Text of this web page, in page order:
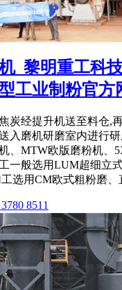
_黎明重工科
工业制粉官方
炭经提升机送至料仓,
入磨机研磨室内进行
、MTW欧版磨粉机、
一般选用LUM超细立
选用CM欧式粗粉磨、
8511